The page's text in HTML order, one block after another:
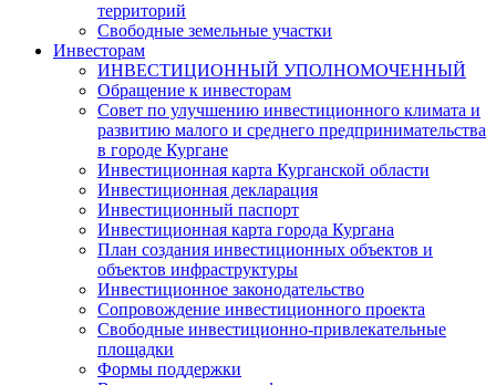
территорий
Свободные земельные участки
Инвесторам
ИНВЕСТИЦИОННЫЙ УПОЛНОМОЧЕННЫЙ
Обращение к инвесторам
Совет по улучшению инвестиционного климата и
развитию малого и среднего предпринимательства
в городе Кургане
Инвестиционная карта Курганской области
Инвестиционная декларация
Инвестиционный паспорт
Инвестиционная карта города Кургана
План создания инвестиционных объектов и
объектов инфраструктуры
Инвестиционное законодательство
Сопровождение инвестиционного проекта
Свободные инвестиционно-привлекательные
площадки
Формы поддержки